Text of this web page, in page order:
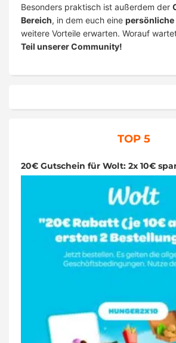
Besonders praktisch ist außerdem der
Bereich, in dem euch eine
weitere Vorteile erwarten. Worauf
Teil unserer Community!
TOP 5
20€ Gutschein für Wolt: 2x 10€